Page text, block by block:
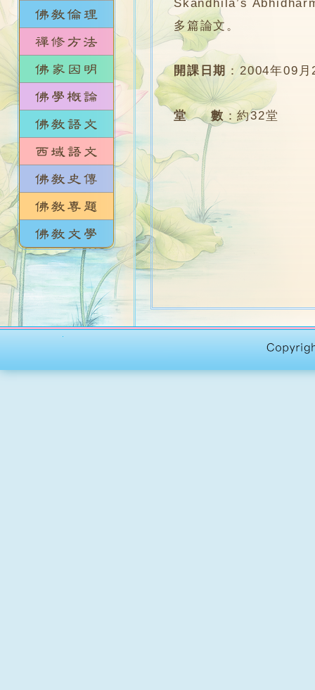
Skandhila’s
多篇論文。
開課日期 ：2004年09月
堂 數 ：約32堂